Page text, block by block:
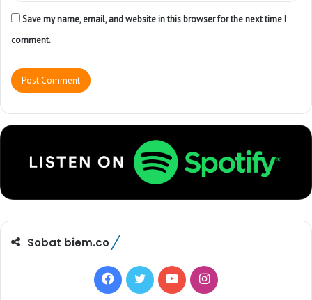
Save my name, email, and website in this browser for the next time I
comment.
Sobat biem.co
F
T
Y
I